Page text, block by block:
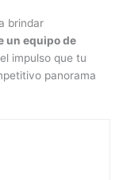
brindar
un equipo de
impulso que tu
panorama